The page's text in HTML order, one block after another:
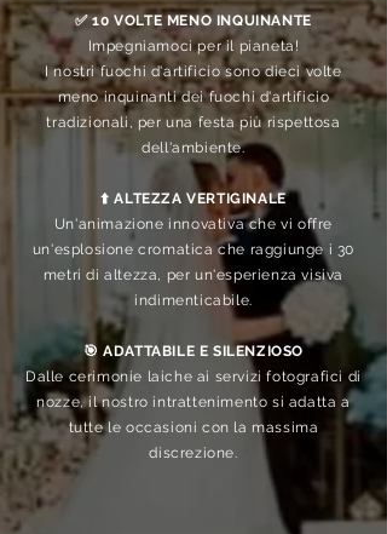
✅ 10 VOLTE MENO INQUINANTE
Impegniamoci per il pianeta!
I nostri fuochi d'artificio sono dieci volte
meno inquinanti dei fuochi d'artificio
tradizionali, per una festa più rispettosa
dell'ambiente.
⬆️ ALTEZZA VERTIGINALE
Un'animazione innovativa che vi offre
un'esplosione cromatica che raggiunge i 30
metri di altezza, per un'esperienza visiva
indimenticabile.
🎯 ADATTABILE E SILENZIOSO
Dalle cerimonie laiche ai servizi fotografici di
nozze, il nostro intrattenimento si adatta a
tutte le occasioni con la massima
discrezione.